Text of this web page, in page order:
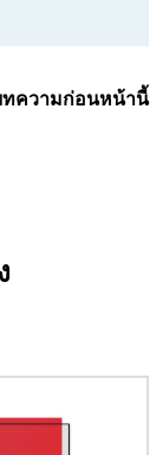
ความก่อนหน้านี้